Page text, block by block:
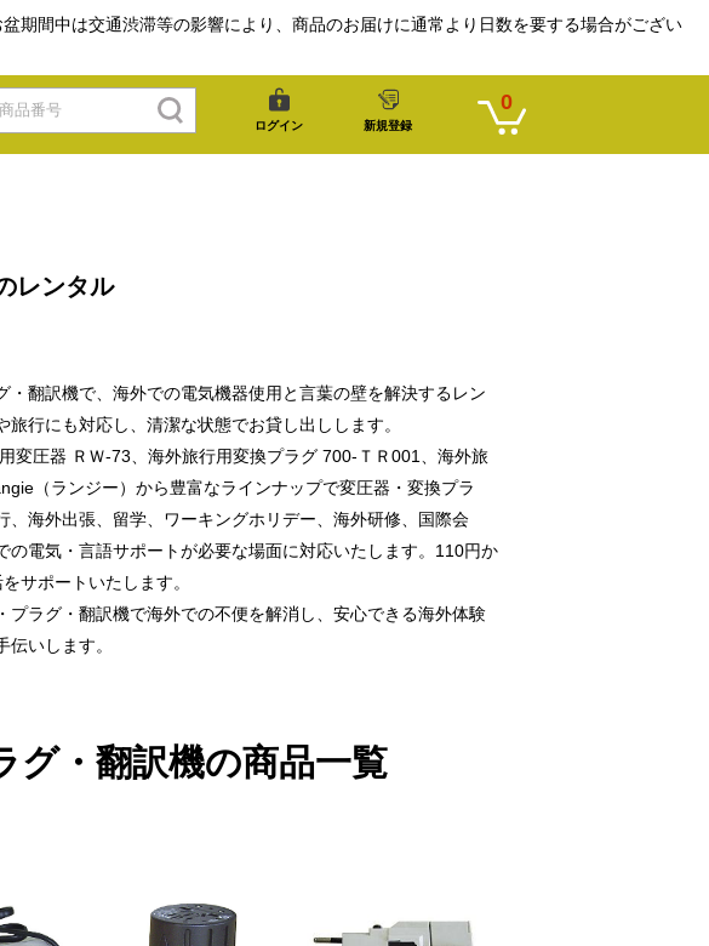
期間中は交通渋滞等の影響により、商品のお届けに通常より日数を要する場合がござい
ログイン 新規登録
0
レンタル
翻訳機で、海外での電気機器使用と言葉の壁を解決するレン
行にも対応し、清潔な状態でお貸し出しします。
変圧器 ＲＷ-73、海外旅行用変換プラグ 700-ＴＲ001、海外旅
（ランジー）から豊富なラインナップで変圧器・変換プラ
、海外出張、留学、ワーキングホリデー、海外研修、国際会
の電気・言語サポートが必要な場面に対応いたします。110円か
サポートいたします。
プラグ・翻訳機で海外での不便を解消し、安心できる海外体験
いします。
グ・翻訳機の商品一覧